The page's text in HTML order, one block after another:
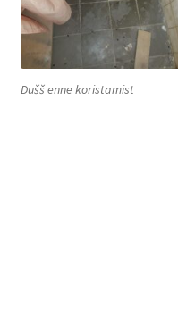
Dušš enne koristamist